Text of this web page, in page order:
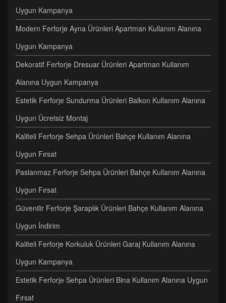
Uygun Kampanya
Modern Ferforje Ayna Ürünleri Apartman Kullanım Alanına
Uygun Kampanya
Dekoratif Ferforje Dresuar Ürünleri Apartman Kullanım
Alanına Uygun Kampanya
Estetik Ferforje Sundurma Ürünleri Balkon Kullanım Alanına
Uygun Ücretsiz Montaj
Kaliteli Ferforje Sehpa Ürünleri Bahçe Kullanım Alanına
Uygun Fırsat
Paslanmaz Ferforje Sehpa Ürünleri Bahçe Kullanım Alanına
Uygun Fırsat
Güvenilir Ferforje Şaraplık Ürünleri Bahçe Kullanım Alanına
Uygun İndirim
Kaliteli Ferforje Korkuluk Ürünleri Garaj Kullanım Alanına
Uygun Kampanya
Estetik Ferforje Sehpa Ürünleri Bina Kullanım Alanına Uygun
Fırsat